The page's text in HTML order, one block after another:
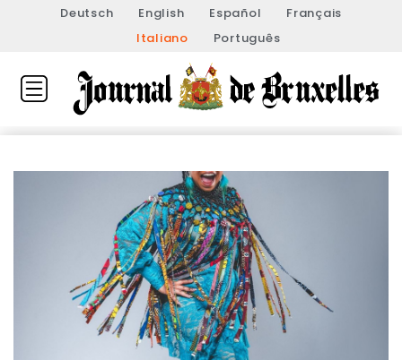
Deutsch English Español
Français
Italiano
Português